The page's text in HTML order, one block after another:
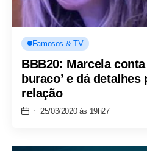
Famosos & TV
BBB20: Marcela
buraco’ e dá
relação
25/03/2020 às 19h27